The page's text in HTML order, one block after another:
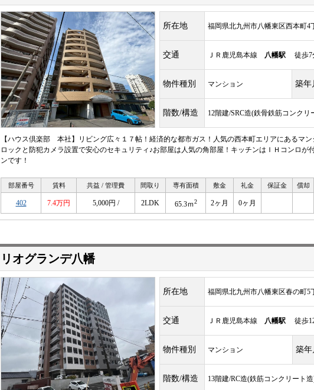
所在地 福岡県北九州市八幡東区西本町4
交通 ＪＲ鹿児島本線 八幡駅 徒歩7
物件種別 マンション 築年
階数/構造 12階建/SRC造(鉄骨鉄筋コンクリ
【ハウス倶楽部 本社】リビング広々１７帖！経済的な都市ガス！人気の西本町エリアにあるマ
ロックと防犯カメラ設置で安心のセキュリティ♪お部屋は人気の角部屋！キッチンはＩＨコンロが
ンです！
部屋番号 賃料 共益 / 管理費 間取り 専有面積 敷金 礼金 保証金 償却
402 7.4万円 5,000円 / 2LDK 65.3ｍ2 2ヶ月 0ヶ月
リオグランデ八幡
所在地 福岡県北九州市八幡東区春の町5
交通 ＪＲ鹿児島本線 八幡駅 徒歩
物件種別 マンション 築年
階数/構造 13階建/RC造(鉄筋コンクリート